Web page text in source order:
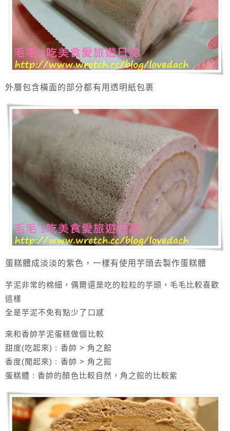
外層包含橫面的部分都有用透明紙包裹
蛋糕體成淡淡的紫色，一樣有使用芋頭去製作蛋糕體
芋泥非常的棉細，偶爾還是吃的粒粒的芋頭，毛毛比較喜歡
這樣
全是芋泥不免有點少了口感
來和香帥芋泥蛋糕做個比較
甜度(吃起來) : 香帥 > 角之館
香度(聞起來) : 香帥 > 角之館
蛋糕體 : 香帥的顏色比較自然，角之館的比較紫